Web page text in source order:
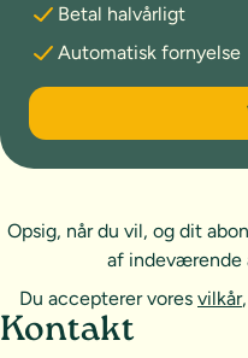
Betal halvårligt
Automatisk fornyelse
6 måneder
Opsig, når du vil, og dit
af indeværende
Du accepterer vores vilkår
Sideoversigt
Kontakt